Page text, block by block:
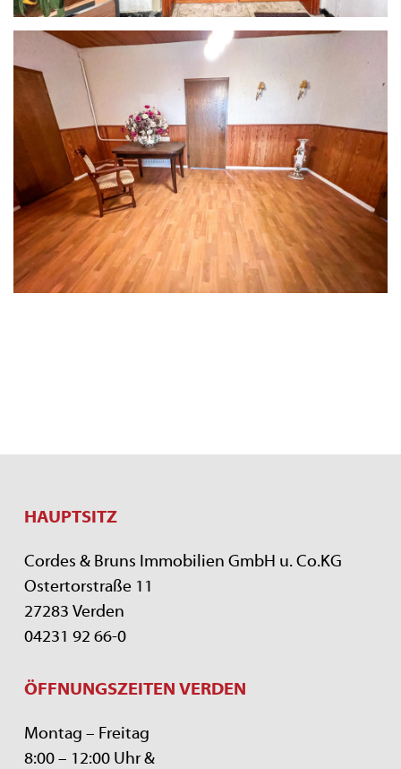
HAUPTSITZ
Cordes & Bruns Immobilien GmbH u. Co.KG
Ostertorstraße 11
27283 Verden
04231 92 66-0
ÖFFNUNGSZEITEN VERDEN
Montag – Freitag
8:00 – 12:00 Uhr &